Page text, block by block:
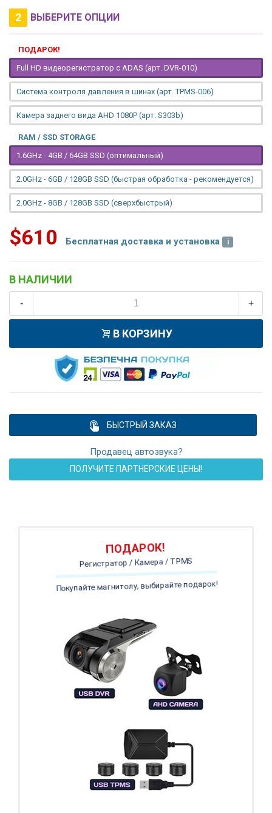
2 ВЫБЕРИТЕ ОПЦИИ
ПОДАРОК!
Full HD видеорегистратор с ADAS (арт. DVR-010)
Система контроля давления в шинах (арт. TPMS-006)
Камера заднего вида AHD 1080P (арт. S303b)
RAM / SSD STORAGE
1.6GHz - 4GB / 64GB SSD (оптимальный)
2.0GHz - 6GB / 128GB SSD (быстрая обработка - рекомендуется)
2.0GHz - 8GB / 128GB SSD (сверхбыстрый)
$610 Бесплатная доставка и установка
В НАЛИЧИИ
- +
В КОРЗИНУ
БЫСТРЫЙ ЗАКАЗ
Продавец автозвука?
ПОЛУЧИТЕ ПАРТНЕРСКИЕ ЦЕНЫ!
ПОДАРОК!
Регистратор / Камера / TPMS
Покупайте магнитолу, выбирайте подарок!